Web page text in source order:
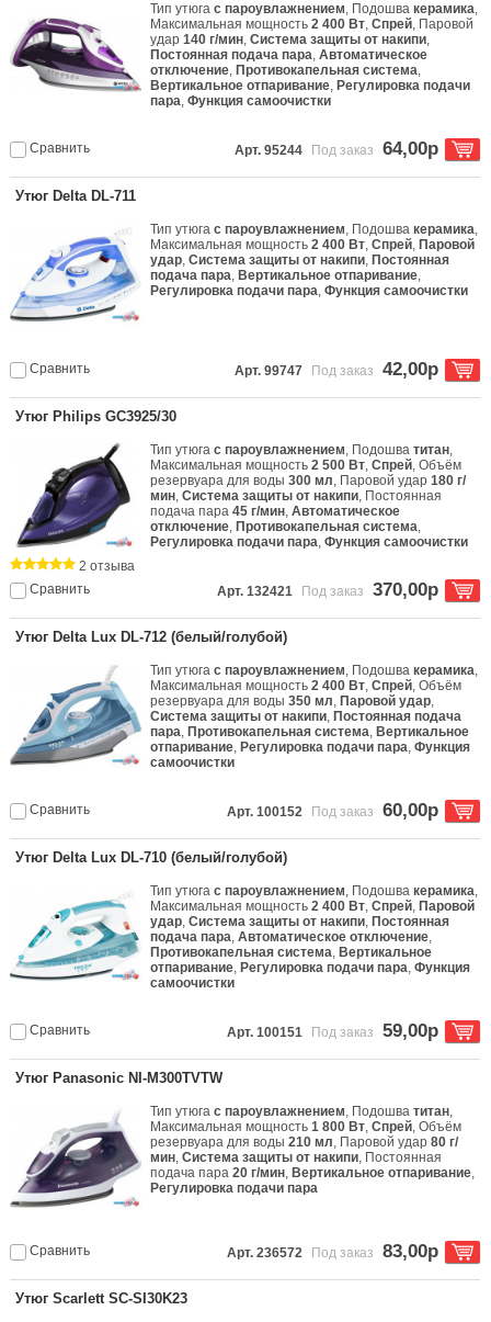
Тип утюгас пароувлажнением, Подошвакерамика,
Максимальная мощность2 400 Вт,Спрей, Паровой
удар140 г/мин,Система защиты от накипи,
Постоянная подача пара,Автоматическое
отключение, Противокапельная система,
Вертикальное отпаривание, Регулировка подачи
пара,Функция самоочистки
Сравнить Арт. 95244 Под заказ 64,00р
Утюг Delta DL-711
Тип утюгас пароувлажнением, Подошвакерамика,
Максимальная мощность2 400 Вт,Спрей, Паровой
удар,Система защиты от накипи, Постоянная
подача пара, Вертикальное отпаривание,
Регулировка подачи пара,Функция самоочистки
Сравнить Арт. 99747 Под заказ 42,00р
Утюг Philips GC3925/30
Тип утюгас пароувлажнением, Подошватитан,
Максимальная мощность2 500 Вт,Спрей, Объём
резервуара для воды300 мл, Паровой удар180 г/
мин,Система защиты от накипи, Постоянная
подача пара45 г/мин,Автоматическое
отключение, Противокапельная система,
Регулировка подачи пара,Функция самоочистки
Сравнить
2 отзыва
Арт. 132421
Под заказ 370,00р
Утюг Delta Lux DL-712 (белый/голубой)
Тип утюгас пароувлажнением, Подошвакерамика,
Максимальная мощность2 400 Вт,Спрей, Объём
резервуара для воды350 мл, Паровой удар,
Система защиты от накипи, Постоянная подача
пара, Противокапельная система, Вертикальное
отпаривание, Регулировка подачи пара,Функция
самоочистки
Сравнить Арт. 100152 Под заказ 60,00р
Утюг Delta Lux DL-710 (белый/голубой)
Тип утюгас пароувлажнением, Подошвакерамика,
Максимальная мощность2 400 Вт,Спрей, Паровой
удар,Система защиты от накипи, Постоянная
подача пара,Автоматическое отключение,
Противокапельная система, Вертикальное
отпаривание, Регулировка подачи пара,Функция
самоочистки
Сравнить Арт. 100151 Под заказ 59,00р
Утюг Panasonic NI-M300TVTW
Тип утюгас пароувлажнением, Подошватитан,
Максимальная мощность1 800 Вт,Спрей, Объём
резервуара для воды210 мл, Паровой удар80 г/
мин,Система защиты от накипи, Постоянная
подача пара20 г/мин, Вертикальное отпаривание,
Регулировка подачи пара
Сравнить Арт. 236572 Под заказ 83,00р
Утюг Scarlett SC-SI30K23